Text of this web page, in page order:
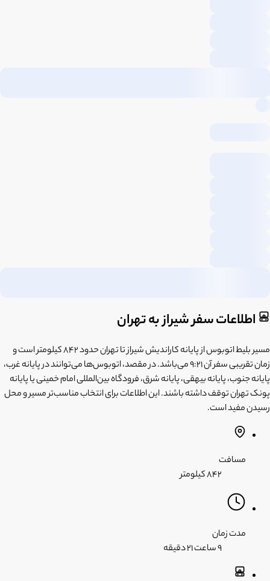
اطلاعات سفر شیراز به تهران
مسیر بلیط اتوبوس از پایانه کاراندیش شیراز تا تهران حدود 842 کیلومتر است و
زمان تقریبی سفر آن 9:21 می‌باشد. در مقصد، اتوبوس‌ها می‌توانند در پایانه غرب،
پایانه جنوب، پایانه بیهقی، پایانه شرق، فرودگاه بین‌المللی امام خمینی یا پایانه
پونک تهران توقف داشته باشند. این اطلاعات برای انتخاب مناسب‌تر مسیر و محل
رسیدن مفید است.
مسافت
۸۴۲ کیلومتر
مدت زمان
۹ ساعت
۲۱ دقیقه